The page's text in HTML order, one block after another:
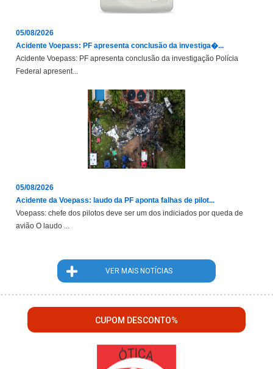
05/08/2026
Acidente Voepass: PF apresenta conclusão da investiga�...
Acidente Voepass: PF apresenta conclusão da investigação Polícia
Federal apresent...
05/08/2026
Acidente da Voepass: laudo da PF aponta falhas de pilot...
Voepass: chefe dos pilotos deve ser um dos indiciados por queda de
avião O laudo ...
VER MAIS NOTÍCIAS
CUPOM DESCONTO%